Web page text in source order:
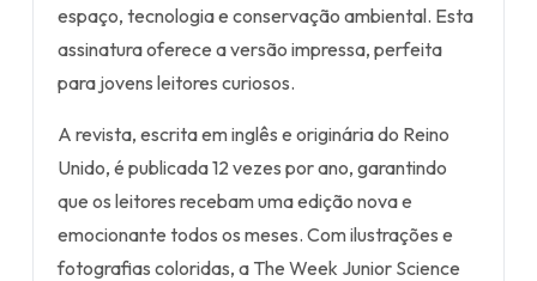
espaço, tecnologia e conservação ambiental. Esta
assinatura oferece a versão impressa, perfeita
para jovens leitores curiosos.
A revista, escrita em inglês e originária do Reino
Unido, é publicada 12 vezes por ano, garantindo
que os leitores recebam uma edição nova e
emocionante todos os meses. Com ilustrações e
fotografias coloridas, a The Week Junior Science